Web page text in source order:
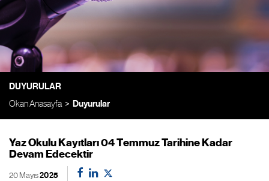
DUYURULAR
Okan Anasayfa Duyurular
Yaz Okulu Kayıtları 04 Temmuz Tarihine Kadar
Devam Edecektir
20 Mayıs2025